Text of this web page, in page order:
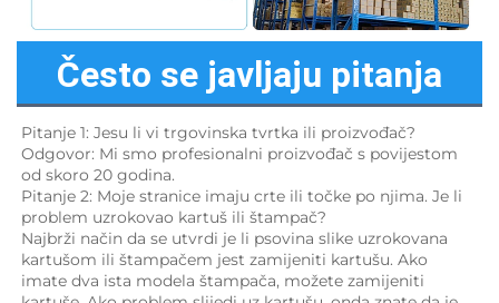
Često se javljaju pitanja
Pitanje 1: Jesu li vi trgovinska tvrtka ili proizvođač?
Odgovor: Mi smo profesionalni proizvođač s povijestom
od skoro 20 godina.
Pitanje 2: Moje stranice imaju crte ili točke po njima. Je li
problem uzrokovao kartuš ili štampač?
Najbrži način da se utvrdi je li psovina slike uzrokovana
kartušom ili štampačem jest zamijeniti kartušu. Ako
imate dva ista modela štampača, možete zamijeniti